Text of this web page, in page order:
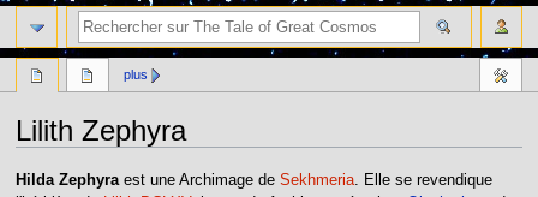
Lilith Zephyra
Aller
Aller
Hilda Zephyraest une Archimage de Sekhmeria. Elle se revendique
plus